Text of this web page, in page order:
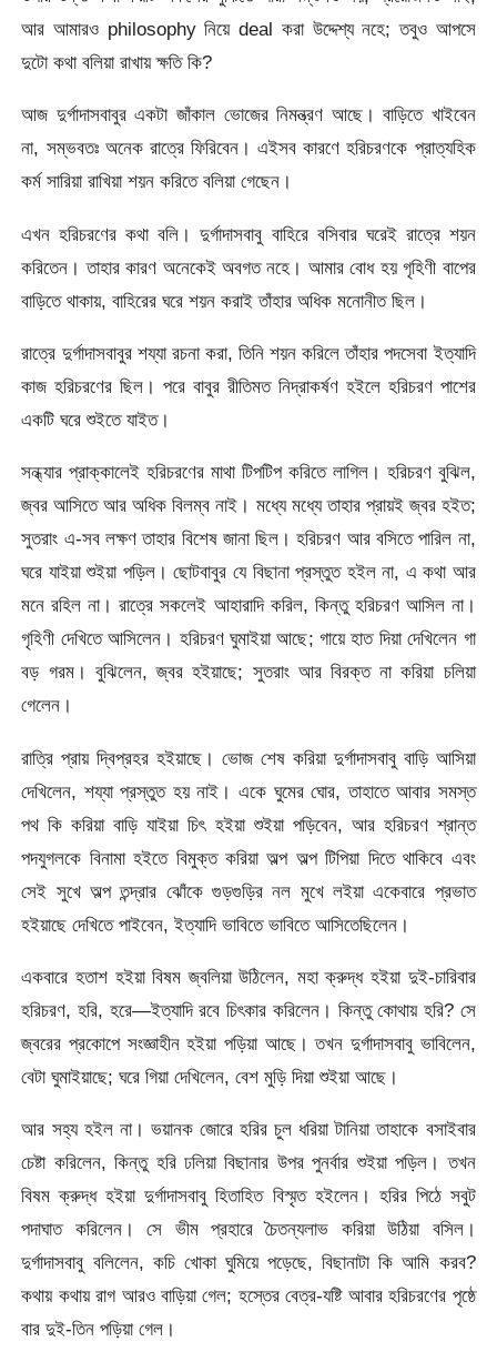
আর আমারও philosophy নিয়ে deal করা উদ্দেশ্য নহে; তবুও আপসে
দুটো কথা বলিয়া রাখায় ক্ষতি কি?
আজ দুর্গাদাসবাবুর একটা জাঁকাল ভোজের নিমন্ত্রণ আছে। বাড়িতে খাইবেন
না, সম্ভবতঃ অনেক রাত্রে ফিরিবেন। এইসব কারণে হরিচরণকে প্রাত্যহিক
কর্ম সারিয়া রাখিয়া শয়ন করিতে বলিয়া গেছেন।
এখন হরিচরণের কথা বলি। দুর্গাদাসবাবু বাহিরে বসিবার ঘরেই রাত্রে শয়ন
করিতেন। তাহার কারণ অনেকেই অবগত নহে। আমার বোধ হয় গৃহিণী বাপের
বাড়িতে থাকায়, বাহিরের ঘরে শয়ন করাই তাঁহার অধিক মনোনীত ছিল।
রাত্রে দুর্গাদাসবাবুর শয্যা রচনা করা, তিনি শয়ন করিলে তাঁহার পদসেবা ইত্যাদি
কাজ হরিচরণের ছিল। পরে বাবুর রীতিমত নিদ্রাকর্ষণ হইলে হরিচরণ পাশের
একটি ঘরে শুইতে যাইত।
সন্ধ্যার প্রাক্কালেই হরিচরণের মাথা টিপটিপ করিতে লাগিল। হরিচরণ বুঝিল,
জ্বর আসিতে আর অধিক বিলম্ব নাই। মধ্যে মধ্যে তাহার প্রায়ই জ্বর হইত;
সুতরাং এ-সব লক্ষণ তাহার বিশেষ জানা ছিল। হরিচরণ আর বসিতে পারিল না,
ঘরে যাইয়া শুইয়া পড়িল। ছোটবাবুর যে বিছানা প্রস্তুত হইল না, এ কথা আর
মনে রহিল না। রাত্রে সকলেই আহারাদি করিল, কিন্তু হরিচরণ আসিল না।
গৃহিণী দেখিতে আসিলেন। হরিচরণ ঘুমাইয়া আছে; গায়ে হাত দিয়া দেখিলেন গা
বড় গরম। বুঝিলেন, জ্বর হইয়াছে; সুতরাং আর বিরক্ত না করিয়া চলিয়া
গেলেন।
রাত্রি প্রায় দ্বিপ্রহর হইয়াছে। ভোজ শেষ করিয়া দুর্গাদাসবাবু বাড়ি আসিয়া
দেখিলেন, শয্যা প্রস্তুত হয় নাই। একে ঘুমের ঘোর, তাহাতে আবার সমস্ত
পথ কি করিয়া বাড়ি যাইয়া চিৎ হইয়া শুইয়া পড়িবেন, আর হরিচরণ শ্রান্ত
পদযুগলকে বিনামা হইতে বিমুক্ত করিয়া অল্প অল্প টিপিয়া দিতে থাকিবে এবং
সেই সুখে অল্প তন্দ্রার ঝোঁকে গুড়গুড়ির নল মুখে লইয়া একেবারে প্রভাত
হইয়াছে দেখিতে পাইবেন, ইত্যাদি ভাবিতে ভাবিতে আসিতেছিলেন।
একবারে হতাশ হইয়া বিষম জ্বলিয়া উঠিলেন, মহা ক্রুদ্ধ হইয়া দুই-চারিবার
হরিচরণ, হরি, হরে—ইত্যাদি রবে চিৎকার করিলেন। কিন্তু কোথায় হরি? সে
জ্বরের প্রকোপে সংজ্ঞাহীন হইয়া পড়িয়া আছে। তখন দুর্গাদাসবাবু ভাবিলেন,
বেটা ঘুমাইয়াছে; ঘরে গিয়া দেখিলেন, বেশ মুড়ি দিয়া শুইয়া আছে।
আর সহ্য হইল না। ভয়ানক জোরে হরির চুল ধরিয়া টানিয়া তাহাকে বসাইবার
চেষ্টা করিলেন, কিন্তু হরি ঢলিয়া বিছানার উপর পুনর্বার শুইয়া পড়িল। তখন
বিষম ক্রুদ্ধ হইয়া দুর্গাদাসবাবু হিতাহিত বিস্মৃত হইলেন। হরির পিঠে সবুট
পদাঘাত করিলেন। সে ভীম প্রহারে চৈতন্যলাভ করিয়া উঠিয়া বসিল।
দুর্গাদাসবাবু বলিলেন, কচি খোকা ঘুমিয়ে পড়েছে, বিছানাটা কি আমি করব?
কথায় কথায় রাগ আরও বাড়িয়া গেল; হস্তের বেত্র-যষ্টি আবার হরিচরণের পৃষ্ঠে
বার দুই-তিন পড়িয়া গেল।